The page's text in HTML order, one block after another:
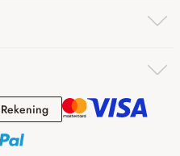
RekeningRekening